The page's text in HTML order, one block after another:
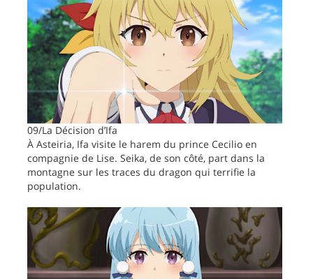
09/La Décision d’Ifa
À Asteiria, Ifa visite le harem du prince Cecilio en
compagnie de Lise. Seika, de son côté, part dans la
montagne sur les traces du dragon qui terrifie la
population.